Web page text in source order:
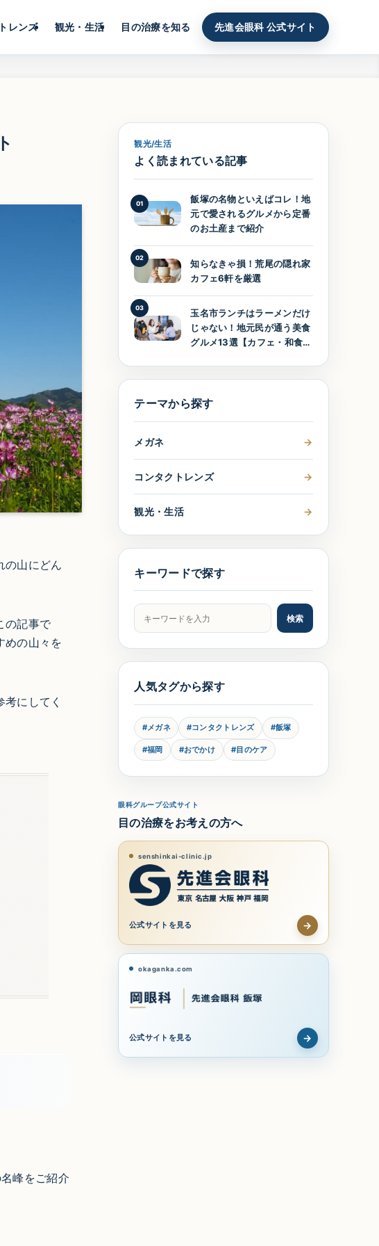
レンズ 観光・生活 目の治療を知る 先進会眼科 公式サイト
の山にどん
の記事で
めの山々を
にしてく
峰をご紹介
観光/生活
よく読まれている記事
01
飯塚の名物といえばコレ！地
元で愛されるグルメから定番
のお土産まで紹介
02
知らなきゃ損！荒尾の隠れ家
カフェ6軒を厳選
03
玉名市ランチはラーメンだけ
じゃない！地元民が通う美食
グルメ13選【カフェ・和食・
テーマから探す
メガネ →
コンタクトレンズ →
観光・生活 →
キーワードで探す
記事をキーワードで検索
検索
人気タグから探す
#メガネ #コンタクトレンズ #飯塚
#福岡 #おでかけ #目のケア
眼科グループ公式サイト
目の治療をお考えの方へ
senshinkai-clinic.jp
公式サイトを見る →
okaganka.com
公式サイトを見る →